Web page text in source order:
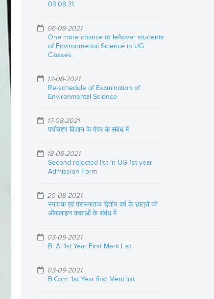
03.08.21.
06-08-2021
One more chance to leftover students
of Environmental Science in UG
Classes.
12-08-2021
Re-schedule of Examination of
Environmental Science
17-08-2021
पर्यावरण विज्ञान के पेपर के संबंध में
18-08-2021
Second rejected list in UG 1st year
Admission Form
20-08-2021
स्नातक एवं परास्नातक द्वितीय वर्ष के छात्रों की
ऑफलाइन कक्षाओं के संबंध में
03-09-2021
B. A. 1st Year First Merit List
03-09-2021
B.Com. 1st Year first Merit list